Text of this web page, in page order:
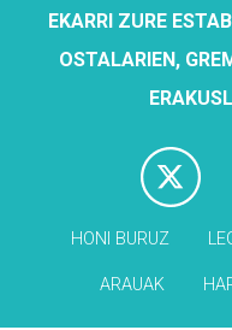
EKARRI ZURE
OSTALARIEN,
HONI BURUZ
ARAUAK